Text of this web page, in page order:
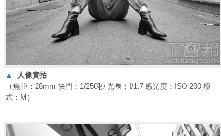
▲
人像實拍
（焦距：28mm 快門：1/250秒 光圈：f/1.7 感光度：ISO 200 模
式：M）